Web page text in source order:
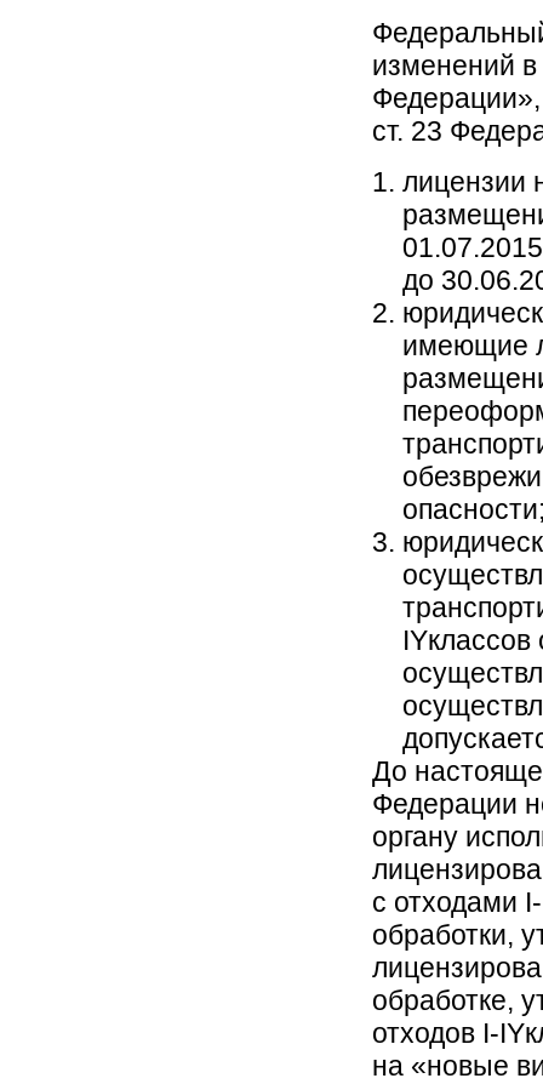
изменений
ст. 23
лицензии
до
имеющие
До
Федерации
органу
с отходами
обработки,
обработке,
отходов I-
на «новые